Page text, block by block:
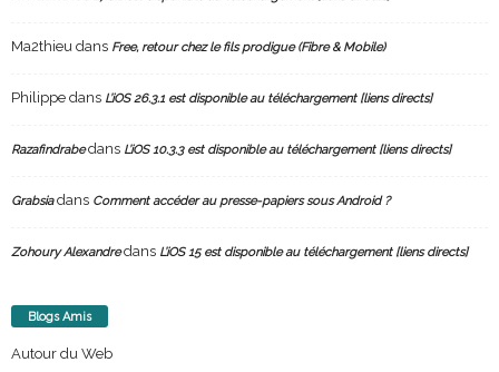
Ma2thieu dans Free, retour chez le fils prodigue (Fibre & Mobile)
Philippe dans L’iOS 26.3.1 est disponible au téléchargement [liens directs]
Razafindrabedans L’iOS 10.3.3 est disponible au téléchargement [liens directs]
Grabsiadans Comment accéder au presse-papiers sous Android ?
Zohoury Alexandredans L’iOS 15 est disponible au téléchargement [liens directs]
Blogs Amis
Autour du Web